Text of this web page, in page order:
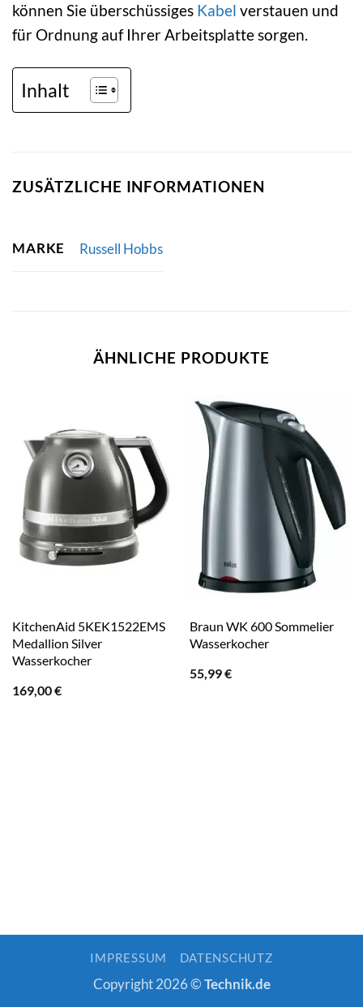
können Sie überschüssiges Kabel verstauen und
für Ordnung auf Ihrer Arbeitsplatte sorgen.
Inhalt
ZUSÄTZLICHE INFORMATIONEN
MARKE Russell Hobbs
ÄHNLICHE PRODUKTE
KitchenAid 5KEK1522EMS
Medallion Silver
Wasserkocher
169,00€
Braun WK 600 Sommelier
Wasserkocher
55,99€
IMPRESSUM DATENSCHUTZ
Copyright 2026 ©Technik.de